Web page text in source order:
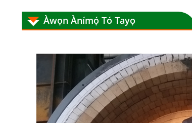
Àwọn Ànímọ́ Tó Tayọ